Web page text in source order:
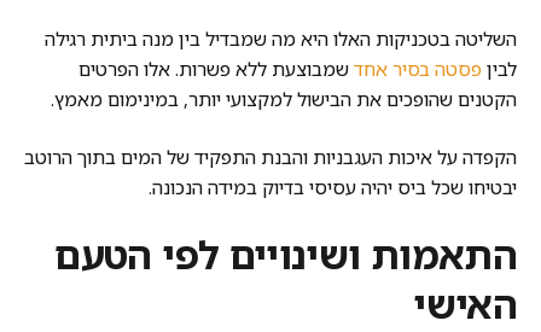
השליטה בטכניקות האלו היא מה שמבדיל בין מנה ביתית רגילה
לבין פסטה בסיר אחדשמבוצעת ללא פשרות. אלו הפרטים
הקטנים שהופכים את הבישול למקצועי יותר, במינימום מאמץ.
הקפדה על איכות העגבניות והבנת התפקיד של המים בתוך הרוטב
יבטיחו שכל ביס יהיה עסיסי בדיוק במידה הנכונה.
התאמות ושינויים לפי הטעם
האישי